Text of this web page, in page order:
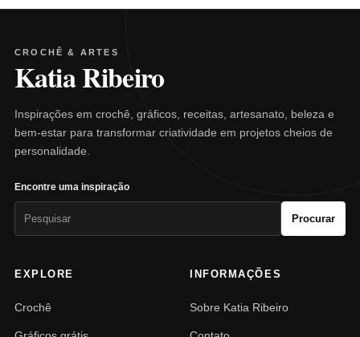
CROCHÊ & ARTES
Katia Ribeiro
Inspirações em crochê, gráficos, receitas, artesanato, beleza e
bem-estar para transformar criatividade em projetos cheios de
personalidade.
Encontre uma inspiração
Procurar
EXPLORE
Crochê
INFORMAÇÕES
Sobre Katia Ribeiro